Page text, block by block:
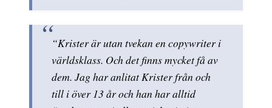
“Krister är utan tvekan en copywriter i
världsklass. Och det finns mycket få av
dem. Jag har anlitat Krister från och
till i över 13 år och han har alltid